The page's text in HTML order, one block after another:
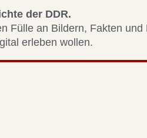
der DDR.
Fülle an Bildern, Fakten
erleben wollen.